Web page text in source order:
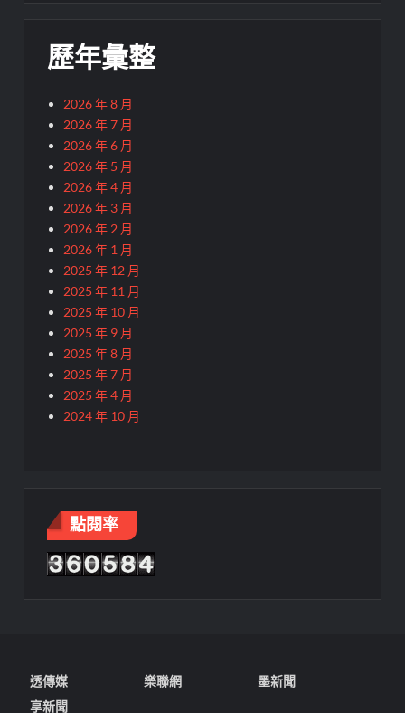
歷年彙整
2026 年 8 月
2026 年 7 月
2026 年 6 月
2026 年 5 月
2026 年 4 月
2026 年 3 月
2026 年 2 月
2026 年 1 月
2025 年 12 月
2025 年 11 月
2025 年 10 月
2025 年 9 月
2025 年 8 月
2025 年 7 月
2025 年 4 月
2024 年 10 月
點閱率
透傳媒 樂聯網
墨新聞
享新聞